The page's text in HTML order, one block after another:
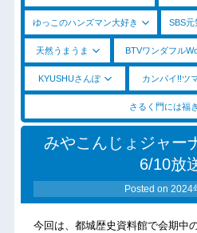
ゆっこのハンズマン大好き SBS元
天然うまうま BTVワンダフル
KYUSHUさんぽ カンパイ!!ツ
さるく門には福
みやこんじょジャー
6/10放
Posted on 2024
今回は、都城歴史資料館で会期中